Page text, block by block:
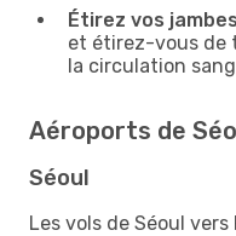
Étirez vos
et étirez-vous de
la circulation
Aéroports de
Séoul
Les vols de Séoul